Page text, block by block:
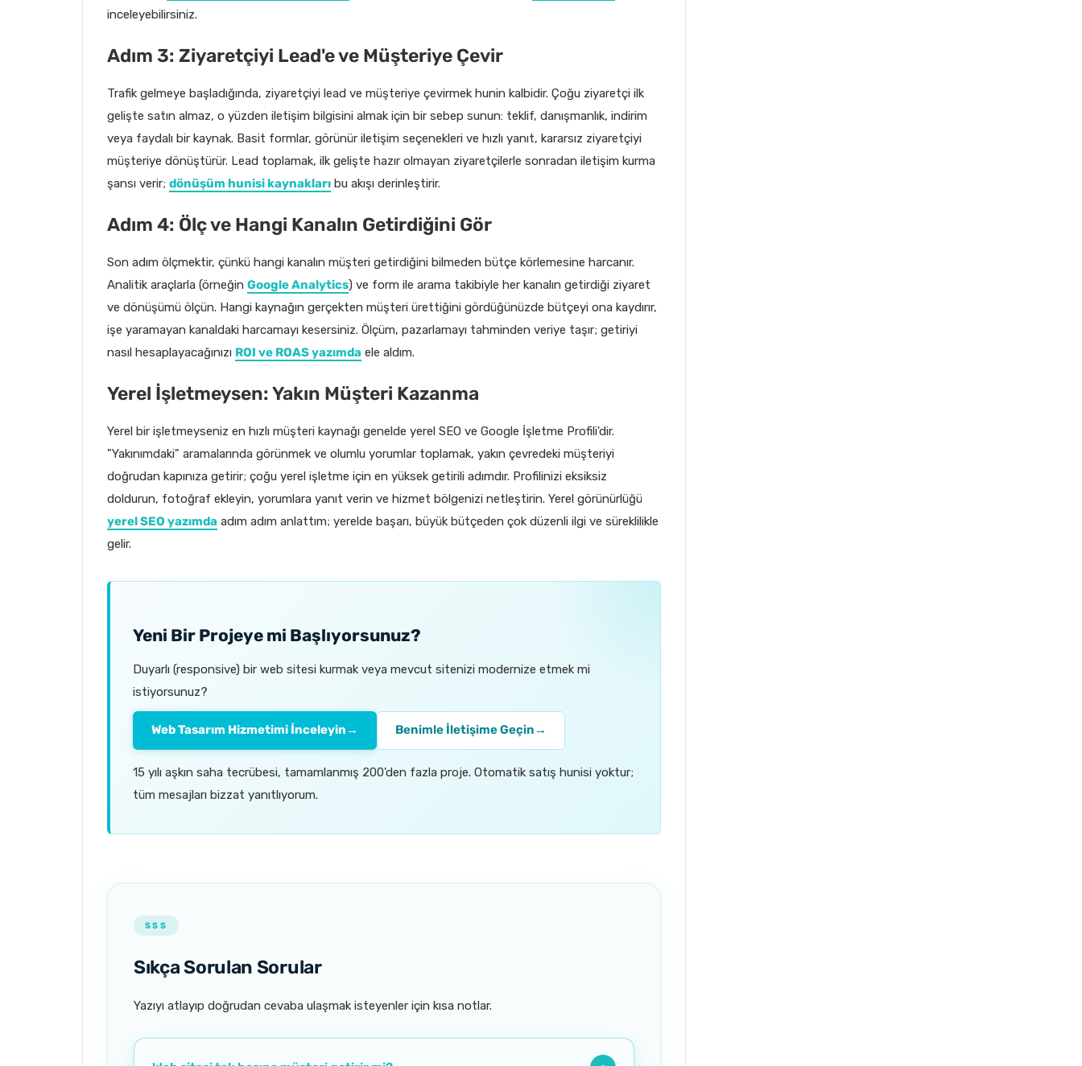
inceleyebilirsiniz.
Adım 3: Ziyaretçiyi Lead'e ve Müşteriye Çevir
Trafik gelmeye başladığında, ziyaretçiyi lead ve müşteriye çevirmek hunin kalbidir. Çoğu ziyaretçi ilk
gelişte satın almaz, o yüzden iletişim bilgisini almak için bir sebep sunun: teklif, danışmanlık, indirim
veya faydalı bir kaynak. Basit formlar, görünür iletişim seçenekleri ve hızlı yanıt, kararsız ziyaretçiyi
müşteriye dönüştürür. Lead toplamak, ilk gelişte hazır olmayan ziyaretçilerle sonradan iletişim kurma
şansı verir; dönüşüm hunisi kaynakları bu akışı derinleştirir.
Adım 4: Ölç ve Hangi Kanalın Getirdiğini Gör
Son adım ölçmektir, çünkü hangi kanalın müşteri getirdiğini bilmeden bütçe körlemesine harcanır.
Analitik araçlarla (örneğin Google Analytics) ve form ile arama takibiyle her kanalın getirdiği ziyaret
ve dönüşümü ölçün. Hangi kaynağın gerçekten müşteri ürettiğini gördüğünüzde bütçeyi ona kaydırır,
işe yaramayan kanaldaki harcamayı kesersiniz. Ölçüm, pazarlamayı tahminden veriye taşır; getiriyi
nasıl hesaplayacağınızı ROI ve ROAS yazımda ele aldım.
Yerel İşletmeysen: Yakın Müşteri Kazanma
Yerel bir işletmeyseniz en hızlı müşteri kaynağı genelde yerel SEO ve Google İşletme Profili'dir.
"Yakınımdaki" aramalarında görünmek ve olumlu yorumlar toplamak, yakın çevredeki müşteriyi
doğrudan kapınıza getirir; çoğu yerel işletme için en yüksek getirili adımdır. Profilinizi eksiksiz
doldurun, fotoğraf ekleyin, yorumlara yanıt verin ve hizmet bölgenizi netleştirin. Yerel görünürlüğü
yerel SEO yazımda adım adım anlattım; yerelde başarı, büyük bütçeden çok düzenli ilgi ve süreklilikle
gelir.
Yeni Bir Projeye mi Başlıyorsunuz?
Duyarlı (responsive) bir web sitesi kurmak veya mevcut sitenizi modernize etmek mi
istiyorsunuz?
Web Tasarım Hizmetimi İnceleyin → Benimle İletişime Geçin →
15 yılı aşkın saha tecrübesi, tamamlanmış 200'den fazla proje. Otomatik satış hunisi yoktur;
tüm mesajları bizzat yanıtlıyorum.
SSS
Sıkça Sorulan Sorular
Yazıyı atlayıp doğrudan cevaba ulaşmak isteyenler için kısa notlar.